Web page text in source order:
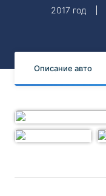
2017 год
Описание авто